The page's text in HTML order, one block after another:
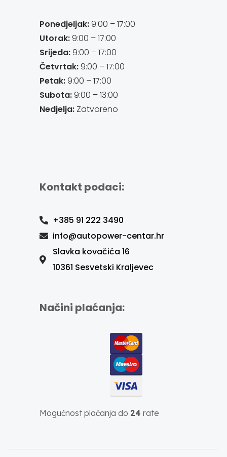
Ponedjeljak:9:00 – 17:00
Utorak:9:00 – 17:00
Srijeda:9:00 – 17:00
Četvrtak:9:00 – 17:00
Petak:9:00 – 17:00
Subota:9:00 – 13:00
Nedjelja:Zatvoreno
Kontakt podaci:
+385 91 222 3490
info@autopower-centar.hr
Slavka kovačića 16
10361 Sesvetski Kraljevec
Načini plaćanja:
Mogućnost plaćanja do 24 rate